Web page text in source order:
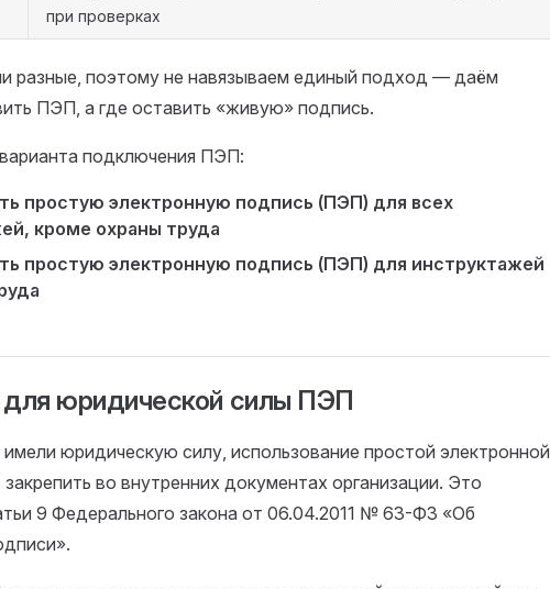
при проверках
разные, поэтому не навязываем единый подход — даём
ПЭП, а где оставить «живую» подпись.
подключения ПЭП:
простую электронную подпись (ПЭП) для всех
кроме охраны труда
простую электронную подпись (ПЭП) для инструктажей
юридической силы ПЭП
юридическую силу, использование простой электронной
во внутренних документах организации. Это
9 Федерального закона от 06.04.2011 № 63-ФЗ «Об